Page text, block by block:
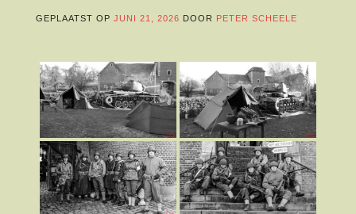
GEPLAATST OP JUNI 21, 2026 DOOR PETER SCHEELE